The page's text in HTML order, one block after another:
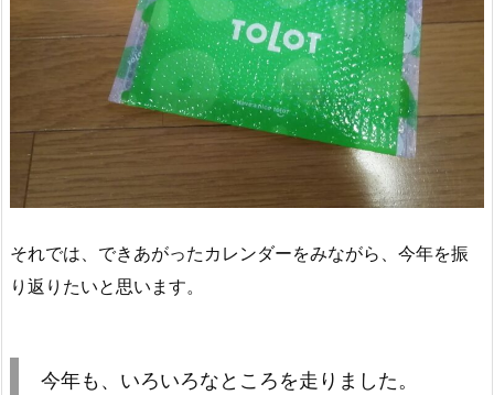
それでは、できあがったカレンダーをみながら、今年を振
り返りたいと思います。
今年も、いろいろなところを走りました。